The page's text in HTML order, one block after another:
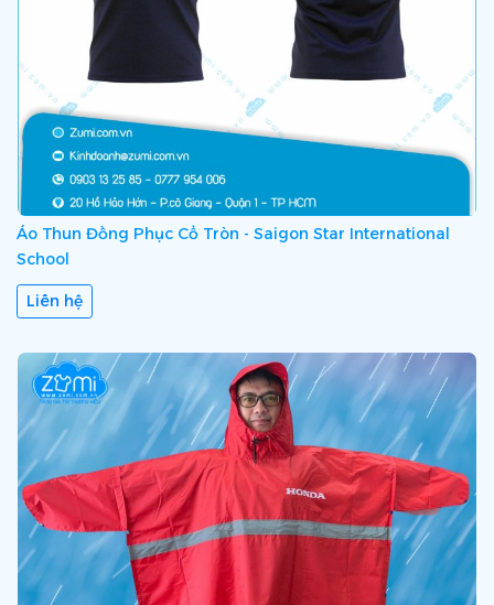
Áo Thun Đồng Phục Cổ Tròn - Saigon Star International
School
Liên hệ